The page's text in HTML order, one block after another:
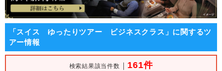
「スイス ゆったりツアー ビジネスクラス」に関するツ
アー情報
検索結果該当件数 161件